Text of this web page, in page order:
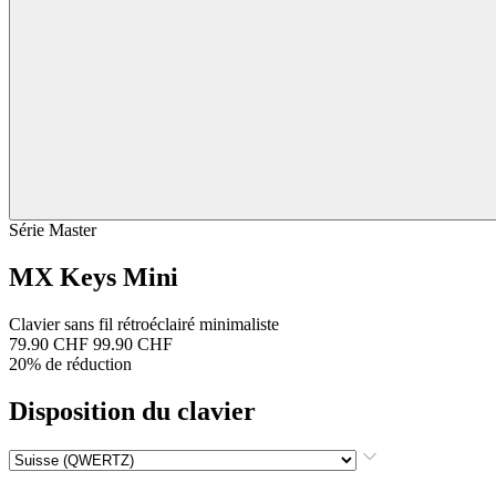
Série Master
MX Keys Mini
Clavier sans fil rétroéclairé minimaliste
79.90 CHF 99.90 CHF
20% de réduction
Disposition du clavier